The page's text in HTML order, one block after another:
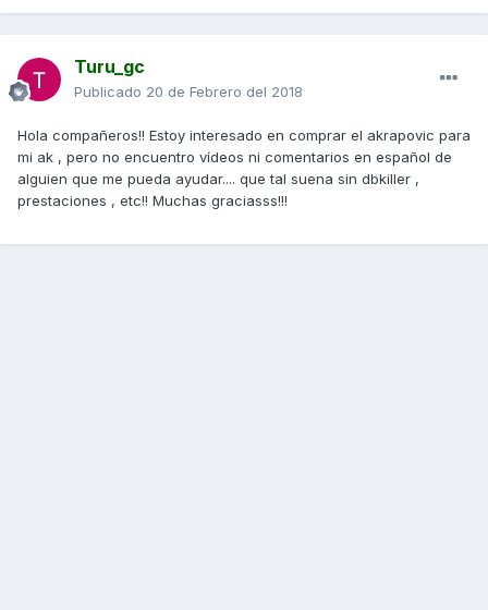
Turu_gc
Publicado 20 de Febrero del 2018
Hola compañeros!! Estoy interesado en comprar el akrapovic para
mi ak , pero no encuentro vídeos ni comentarios en español de
alguien que me pueda ayudar.... que tal suena sin dbkiller ,
prestaciones , etc!! Muchas graciasss!!!